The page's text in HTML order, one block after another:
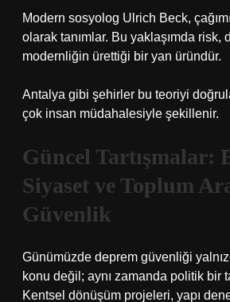
Modern sosyolog Ulrich Beck,
olarak tanımlar. Bu yaklaşımda risk,
modernliğin ürettiği bir yan üründür.
Antalya gibi şehirler bu teoriyi
çok insan müdahalesiyle şekillenir.
Güncel Tartışmalar:
Siyaset ve Toplum
Güvenlik
Günümüzde deprem güvenliği
konu değil; aynı zamanda politik bir
Kentsel dönüşüm projeleri, yapı